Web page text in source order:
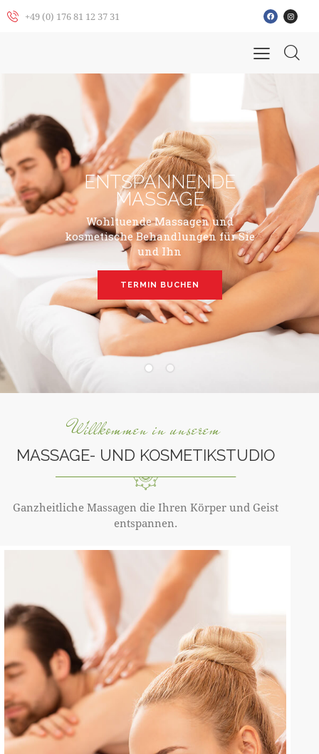
+49 (0) 176 81 12 37 31
ENTSPANNENDE
MASSAGE
Wohltuende Massagen und
kosmetische Behandlungen für Sie
und Ihn
TERMIN BUCHEN
Willkommen in unserem
MASSAGE- UND KOSMETIKSTUDIO
Ganzheitliche Massagen die Ihren Körper und Geist
entspannen.